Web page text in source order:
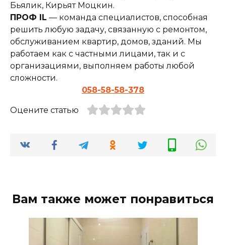
Бьялик, Кирьят Моцкин.
ПРОФ IL — команда специалистов, способная
решить любую задачу, связанную с ремонтом,
обслуживанием квартир, домов, зданий. Мы
работаем как с частными лицами, так и с
организациями, выполняем работы любой
сложности.
058-58-58-378
Оцените статью
Вам также может понравиться